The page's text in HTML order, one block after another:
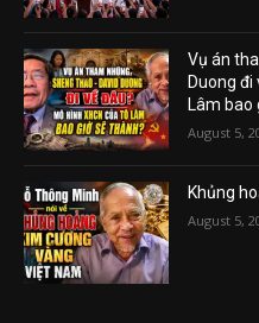
Vụ án
Duong đi
Lâm bao
August 5,
Khủng
August 5,